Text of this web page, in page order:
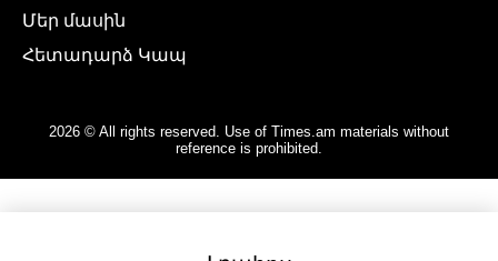
Մեր մասին
Հետադարձ Կապ
2026 © All rights reserved. Use of Times.am materials without
reference is prohibited.